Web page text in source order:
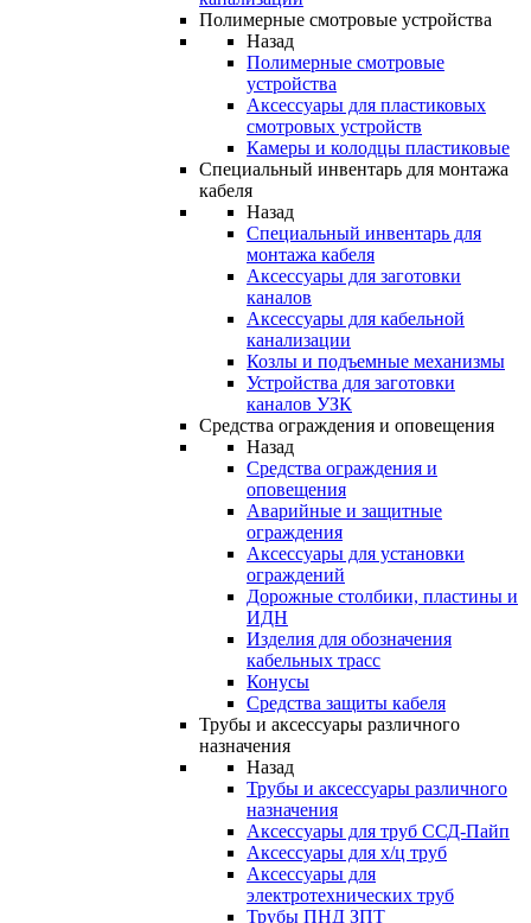
Полимерные смотровые устройства
Назад
Полимерные смотровые
устройства
Аксессуары для пластиковых
смотровых устройств
Камеры и колодцы пластиковые
Специальный инвентарь для монтажа
кабеля
Назад
Специальный инвентарь для
монтажа кабеля
Аксессуары для заготовки
каналов
Аксессуары для кабельной
канализации
Козлы и подъемные механизмы
Устройства для заготовки
каналов УЗК
Средства ограждения и оповещения
Назад
Средства ограждения и
оповещения
Аварийные и защитные
ограждения
Аксессуары для установки
ограждений
Дорожные столбики, пластины и
ИДН
Изделия для обозначения
кабельных трасс
Конусы
Средства защиты кабеля
Трубы и аксессуары различного
назначения
Назад
Трубы и аксессуары различного
назначения
Аксессуары для труб ССД-Пайп
Аксессуары для х/ц труб
Аксессуары для
электротехнических труб
Трубы ПНД ЗПТ